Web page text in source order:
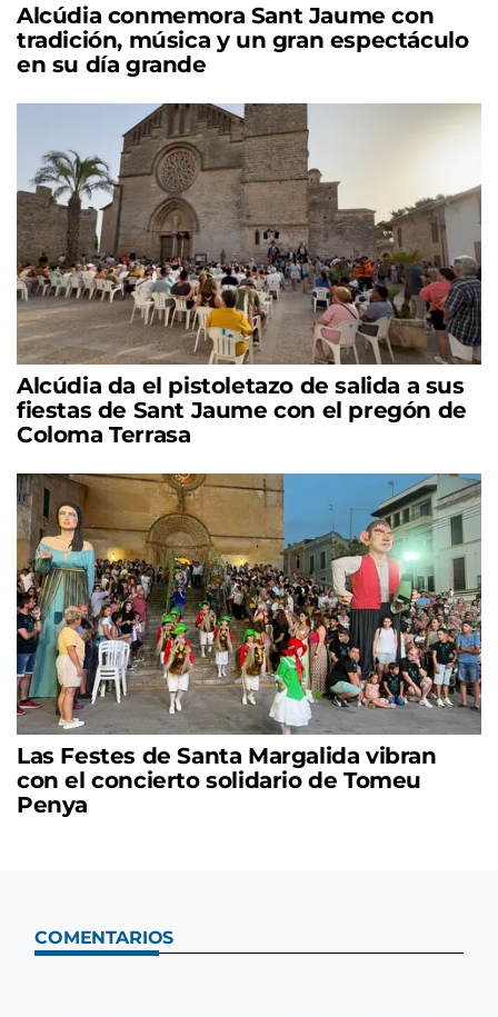
Alcúdia conmemora Sant Jaume con
tradición, música y un gran espectáculo
en su día grande
Alcúdia da el pistoletazo de salida a sus
fiestas de Sant Jaume con el pregón de
Coloma Terrasa
Las Festes de Santa Margalida vibran
con el concierto solidario de Tomeu
Penya
COMENTARIOS